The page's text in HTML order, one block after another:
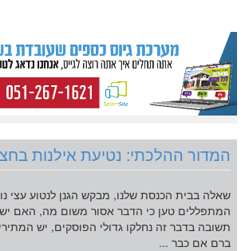
המדור ההלכתי: נטיעת אילנות
שאלה בבית הכנסת שלנו, מבקש הגנן לנטוע עצי
המתפללים טען כי הדבר אסור משום מה, האם יש
תשובה בדבר זה נחלקו גדולי הפוסקים, יש
ברם אם כבר ...